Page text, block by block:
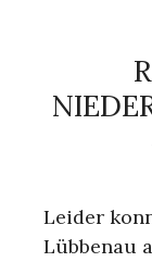
Leider
Lübbenau